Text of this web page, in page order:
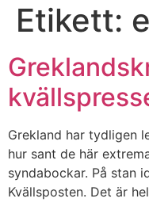
Etikett:
Grekland har tydligen
hur sant de här
syndabockar. På stan
Kvällsposten. Det är